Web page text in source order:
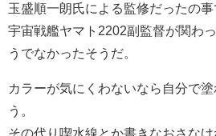
玉盛順一朗氏による監修だったの事
宇宙戦艦ヤマト2202副監督が関わ
うでなかったそうだ。
カラーが気にくわないなら自分で
う。
その代り喫水線とか書きなおさな